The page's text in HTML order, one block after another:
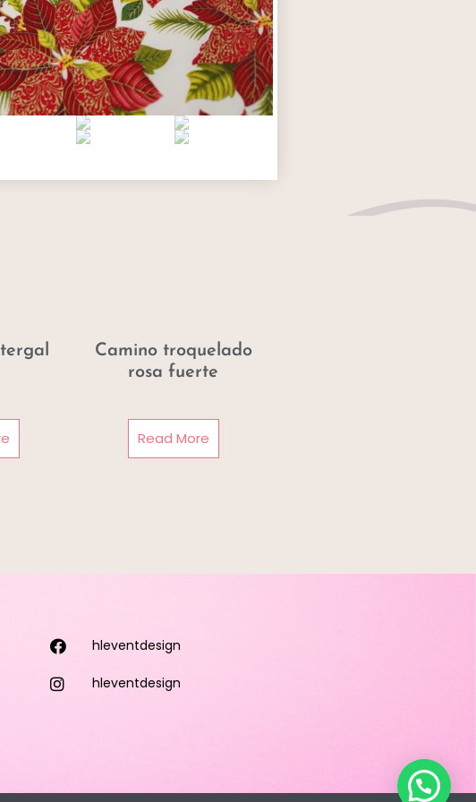
Camino troquelado
rosa fuerte
Read More
hleventdesign
hleventdesign